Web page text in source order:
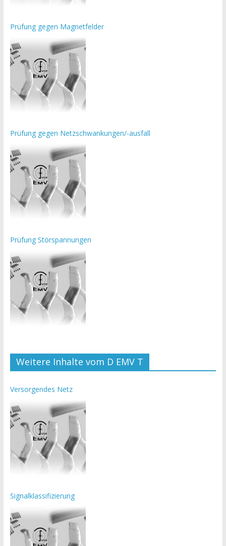
Prüfung gegen Magnetfelder
Prüfung gegen Netzschwankungen/-ausfall
Prüfung Störspannungen
Weitere Inhalte vom D EMV T
Versorgendes Netz
Signalklassifizierung